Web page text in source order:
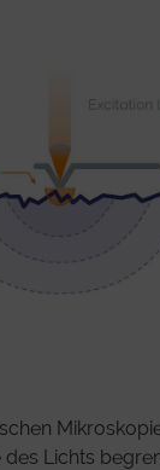
Lichts